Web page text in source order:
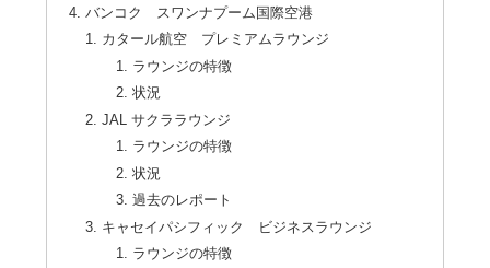
バンコク スワンナプーム国際空港
カタール航空 プレミアムラウンジ
ラウンジの特徴
状況
JAL サクララウンジ
ラウンジの特徴
状況
過去のレポート
キャセイパシフィック ビジネスラウンジ
ラウンジの特徴